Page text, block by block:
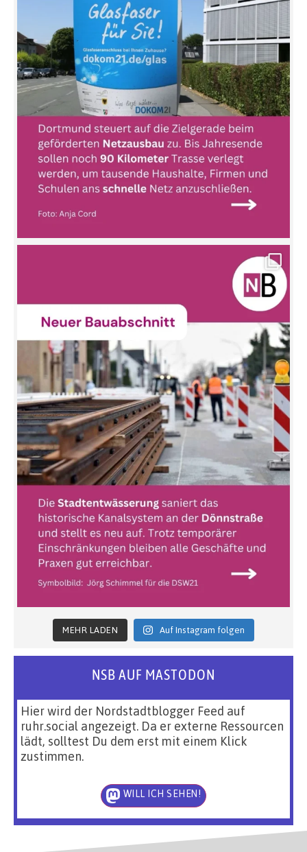
MEHR LADEN Auf Instagram folgen
NSB AUF MASTODON
Hier wird der Nordstadtblogger Feed auf
ruhr.social angezeigt. Da er externe Ressourcen
lädt, solltest Du dem erst mit einem Klick
zustimmen.
WILL ICH SEHEN!